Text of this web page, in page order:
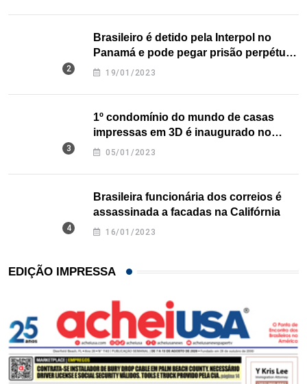
Brasileiro é detido pela Interpol no
Panamá e pode pegar prisão perpétua
nos EUA
19/01/2023
1º condomínio do mundo de casas
impressas em 3D é inaugurado no
Texas
05/01/2023
Brasileira funcionária dos correios é
assassinada a facadas na Califórnia
16/01/2023
EDIÇÃO IMPRESSA